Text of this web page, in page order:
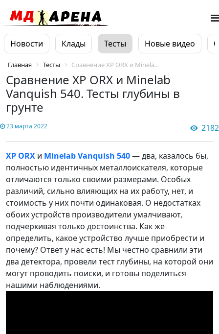
Новости Клады Тесты Новые видео
Главная Тесты Сравнение XP ORX и Minela...
Сравнение XP ORX и Minelab
Vanquish 540. Тесты глубины в
грунте
23 марта 2022 2182
XP ORX и Minelab Vanquish 540— два, казалось бы,
полностью идентичных металлоискателя, которые
отличаются только своими размерами. Особых
различий, сильно влияющих на их работу, нет, и
стоимость у них почти одинаковая. О недостатках
обоих устройств производители умалчивают,
подчеркивая только достоинства. Как же
определить, какое устройство лучше приобрести и
почему? Ответ у нас есть! Мы честно сравнили эти
два детектора, провели тест глубины, на которой они
могут проводить поиски, и готовы поделиться
нашими наблюдениями.